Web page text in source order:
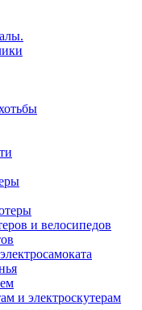
и велосипедов
и электроскутерам